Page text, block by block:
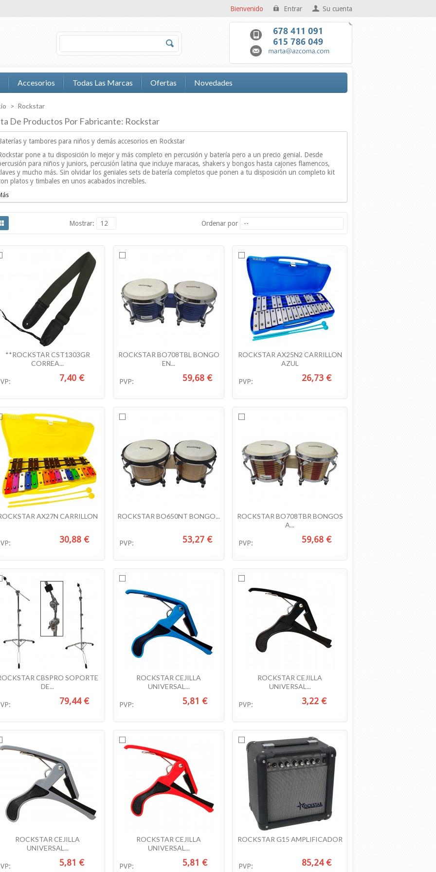
Bienvenido Entrar Su cuenta
Accesorios Todas Las Marcas Ofertas Novedades
> Rockstar
De Productos Por Fabricante: Rockstar
y tambores para niños y demás accesorios en Rockstar
pone a tu disposición lo mejor y más completo en percusión y batería pero a un precio genial. Desde
para niños y juniors, percusión latina que incluye maracas, shakers y bongos hasta cajones flamencos,
y mucho más. Sin olvidar los geniales sets de batería completos que ponen a tu disposición un completo kit
platos y timbales en unos acabados increíbles.
Ordenar por --
Mostrar: 12
**ROCKSTAR CST1303GR
CORREA...
7,40 €
ROCKSTAR BO708TBL BONGO
EN...
PVP: 59,68 €
ROCKSTAR AX25N2 CARRILLON
AZUL
PVP: 26,73 €
AX27N CARRILLON
30,88 €
ROCKSTAR BO650NT BONGO...
PVP: 53,27 €
ROCKSTAR BO708TBR BONGOS
A...
PVP: 59,68 €
CBSPRO SOPORTE
DE...
79,44 €
ROCKSTAR CEJILLA
UNIVERSAL...
PVP: 5,81 €
ROCKSTAR CEJILLA
UNIVERSAL...
PVP: 3,22 €
ROCKSTAR CEJILLA
UNIVERSAL...
5,81 €
ROCKSTAR CEJILLA
UNIVERSAL...
PVP: 5,81 €
ROCKSTAR G15 AMPLIFICADOR
PVP: 85,24 €